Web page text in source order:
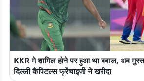
KKR मे शामिल होने पर हुआ था बवाल, अब
दिल्ली कैपिटल्स फ्रेंचाइजी ने खरीदा